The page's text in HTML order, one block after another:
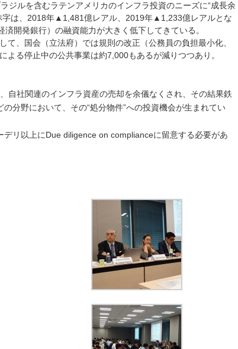
ジルを含むラテンアメリカのインフラ投資のニーズに“成長余
字は、2018年▲1,481億レアル、2019年▲1,233億レアルとな
開発銀行）の融資能力が大きく低下してきている。
て、国会（立法府）では規則の改正（公務員の負担最小化、
よる停止中の公共事業は約7,000もあるが減りつつあり。
自社関連のインフラ資産の売却を余儀なくされ、その結果鉄
分野において、その“処分物件”への投資機会が生まれてい
リ以上にDue diligence on complianceに留意する必要があ